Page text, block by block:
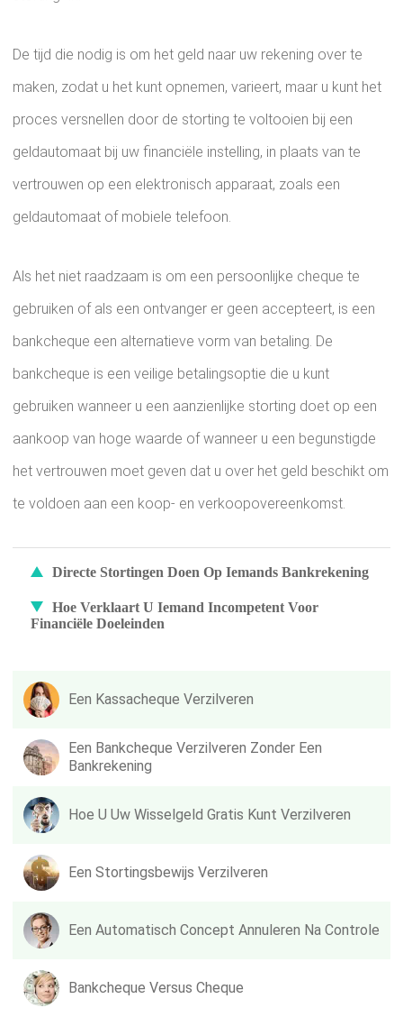
De tijd die nodig is om het geld naar uw rekening over te
maken, zodat u het kunt opnemen, varieert, maar u kunt het
proces versnellen door de storting te voltooien bij een
geldautomaat bij uw financiële instelling, in plaats van te
vertrouwen op een elektronisch apparaat, zoals een
geldautomaat of mobiele telefoon.
Als het niet raadzaam is om een ​​persoonlijke cheque te
gebruiken of als een ontvanger er geen accepteert, is een
bankcheque een alternatieve vorm van betaling. De
bankcheque is een veilige betalingsoptie die u kunt
gebruiken wanneer u een aanzienlijke storting doet op een
aankoop van hoge waarde of wanneer u een begunstigde
het vertrouwen moet geven dat u over het geld beschikt om
te voldoen aan een koop- en verkoopovereenkomst.
Directe Stortingen Doen Op Iemands Bankrekening
Hoe Verklaart U Iemand Incompetent Voor
Financiële Doeleinden
Een Kassacheque Verzilveren
Een Bankcheque Verzilveren Zonder Een
Bankrekening
Hoe U Uw Wisselgeld Gratis Kunt Verzilveren
Een Stortingsbewijs Verzilveren
Een Automatisch Concept Annuleren Na Controle
Bankcheque Versus Cheque